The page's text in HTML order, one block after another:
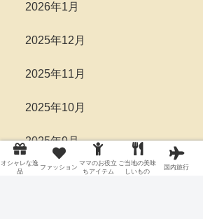
2026年1月
2025年12月
2025年11月
2025年10月
2025年9月
オシャレな逸
品
ファッション
ママのお役立
ちアイテム
ご当地の美味
しいもの
国内旅行